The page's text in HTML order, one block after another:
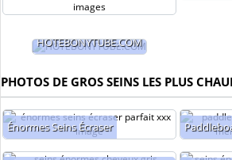
HOTEBONYTUBE.COM
PHOTOS DE GROS SEINS LES PLUS
Énormes Seins Écraser